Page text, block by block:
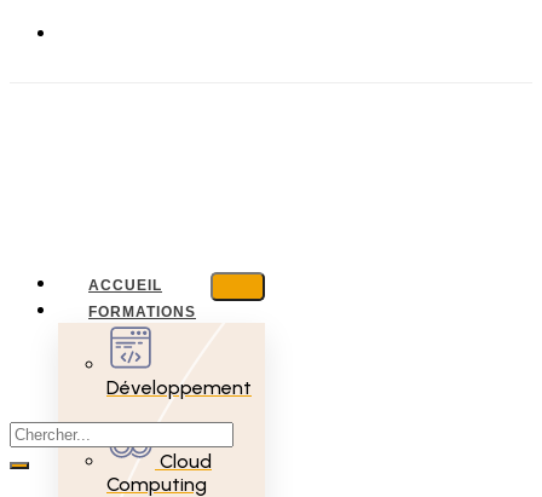
ACCUEIL
FORMATIONS
Développement
Cloud
Computing